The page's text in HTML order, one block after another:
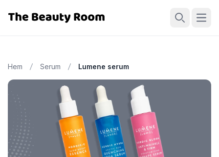
Hem Serum Lumene serum